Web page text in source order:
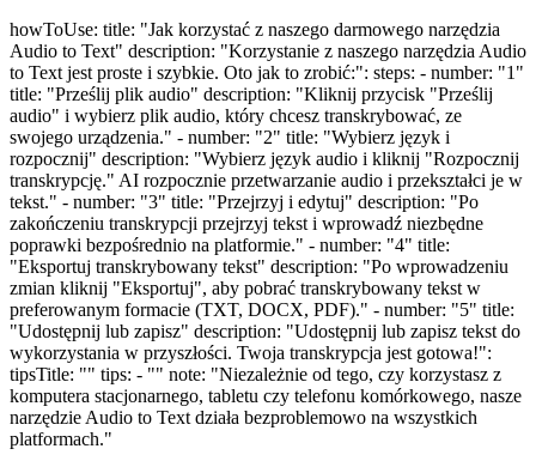
howToUse: title: "Jak korzystać z naszego darmowego narzędzia
Audio to Text" description: "Korzystanie z naszego narzędzia Audio
to Text jest proste i szybkie. Oto jak to zrobić:": steps: - number: "1"
title: "Prześlij plik audio" description: "Kliknij przycisk "Prześlij
audio" i wybierz plik audio, który chcesz transkrybować, ze
swojego urządzenia." - number: "2" title: "Wybierz język i
rozpocznij" description: "Wybierz język audio i kliknij "Rozpocznij
transkrypcję." AI rozpocznie przetwarzanie audio i przekształci je w
tekst." - number: "3" title: "Przejrzyj i edytuj" description: "Po
zakończeniu transkrypcji przejrzyj tekst i wprowadź niezbędne
poprawki bezpośrednio na platformie." - number: "4" title:
"Eksportuj transkrybowany tekst" description: "Po wprowadzeniu
zmian kliknij "Eksportuj", aby pobrać transkrybowany tekst w
preferowanym formacie (TXT, DOCX, PDF)." - number: "5" title:
"Udostępnij lub zapisz" description: "Udostępnij lub zapisz tekst do
wykorzystania w przyszłości. Twoja transkrypcja jest gotowa!":
tipsTitle: "" tips: - "" note: "Niezależnie od tego, czy korzystasz z
komputera stacjonarnego, tabletu czy telefonu komórkowego, nasze
narzędzie Audio to Text działa bezproblemowo na wszystkich
platformach."